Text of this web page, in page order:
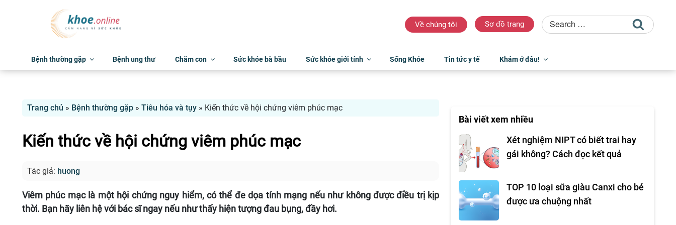
Về chúng tôi Sơ đồ trang
Bệnh thường gặp Bệnh ung thư Chăm con Sức khỏe bà bầu Sức khỏe giới tính Sống Khỏe Tin tức y tế Khám ở đâu!
Trang chủ » Bệnh thường gặp » Tiêu hóa và tụy » Kiến thức về hội chứng viêm phúc mạc
Kiến thức về hội chứng viêm phúc mạc
Tác giả: huong
Viêm phúc mạc là một hội chứng nguy hiểm, có thể đe dọa tính mạng nếu như không được điều trị kịp
thời. Bạn hãy liên hệ với bác sĩ ngay nếu như thấy hiện tượng đau bụng, đầy hơi.
Bài viết xem nhiều
Xét nghiệm NIPT có biết trai hay
gái không? Cách đọc kết quả
TOP 10 loại sữa giàu Canxi cho bé
được ưa chuộng nhất